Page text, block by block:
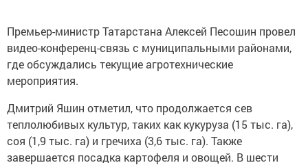
Премьер-министр Татарстана Алексей Песошин провел
видео-конференц-связь с муниципальными районами,
где обсуждались текущие агротехнические
мероприятия.
Дмитрий Яшин отметил, что продолжается сев
теплолюбивых культур, таких как кукуруза (15 тыс. га),
соя (1,9 тыс. га) и гречиха (3,6 тыс. га). Также
завершается посадка картофеля и овощей. В шести